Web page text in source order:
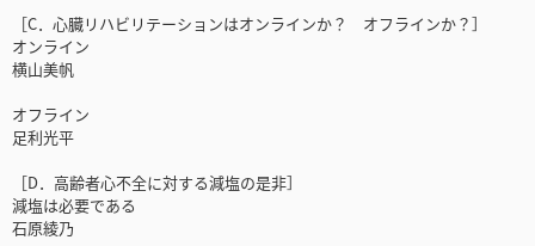
［C．心臓リハビリテーションはオンラインか？ オフラインか？］
オンライン
横山美帆
オフライン
足利光平
［D．高齢者心不全に対する減塩の是非］
減塩は必要である
石原綾乃